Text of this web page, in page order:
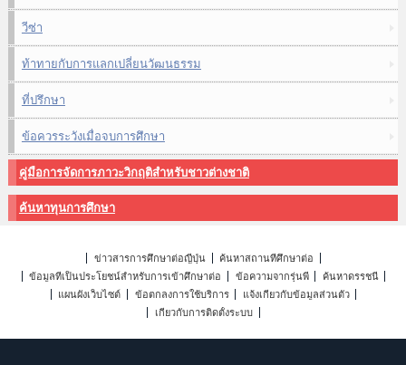
วีซ่า
ท้าทายกับการแลกเปลี่ยนวัฒนธรรม
ที่ปรึกษา
ข้อควรระวังเมื่อจบการศึกษา
คู่มือการจัดการภาวะวิกฤติสำหรับชาวต่างชาติ
ค้นหาทุนการศึกษา
ข่าวสารการศึกษาต่อญี่ปุ่น
ค้นหาสถานที่ศึกษาต่อ
ข้อมูลที่เป็นประโยชน์สำหรับการเข้าศึกษาต่อ
ข้อความจากรุ่นพี่
ค้นหาดรรชนี
แผนผังเว็บไซต์
ข้อตกลงการใช้บริการ
แจ้งเกี่ยวกับข้อมูลส่วนตัว
เกี่ยวกับการติดตั้งระบบ